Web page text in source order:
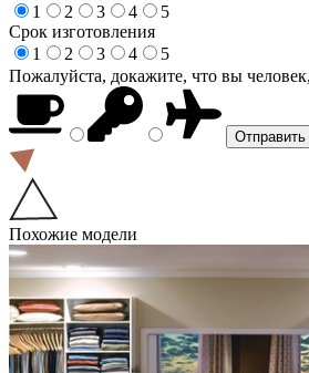
1
2 3 4
5
Срок изготовления
1
2 3 4
5
Пожалуйста, докажите, что вы
Похожие модели